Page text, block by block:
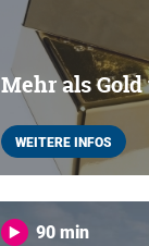
Mehr als
WEITERE INFOS
90 min